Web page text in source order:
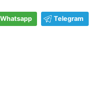
Whatsapp Telegram